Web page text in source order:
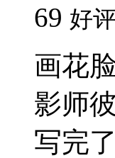
69 好评
画花
影师
写完